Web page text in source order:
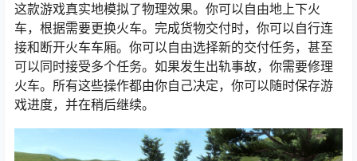
这款游戏真实地模拟了物理效果。你可以自由地上下火
车，根据需要更换火车。完成货物交付时，你可以自行连
接和断开火车车厢。你可以自由选择新的交付任务，甚至
可以同时接受多个任务。如果发生出轨事故，你需要修理
火车。所有这些操作都由你自己决定，你可以随时保存游
戏进度，并在稍后继续。